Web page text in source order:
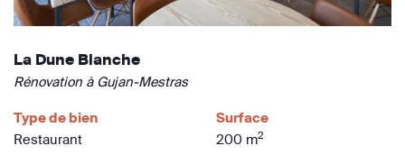
La Dune Blanche
Rénovation à Gujan-Mestras
Type de bien
Restaurant
Surface
200 m2